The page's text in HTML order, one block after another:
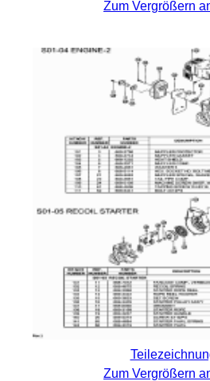
Zum Vergrößern
Zum Vergrößern